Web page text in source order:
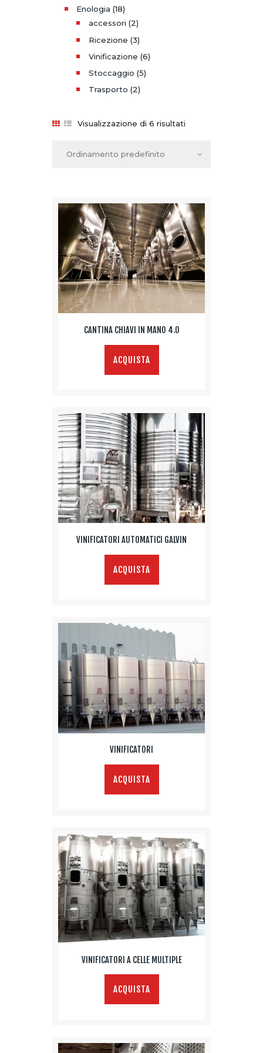
Enologia (18)
accessori (2)
Ricezione (3)
Vinificazione (6)
Stoccaggio (5)
Trasporto (2)
Visualizzazione di 6 risultati
CANTINA CHIAVI IN MANO 4.0
ACQUISTA
VINIFICATORI AUTOMATICI GALVIN
ACQUISTA
VINIFICATORI
ACQUISTA
VINIFICATORI A CELLE MULTIPLE
ACQUISTA